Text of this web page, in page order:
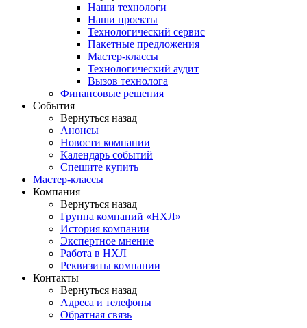
Наши технологи
Наши проекты
Технологический сервис
Пакетные предложения
Мастер-классы
Технологический аудит
Вызов технолога
Финансовые решения
События
Вернуться назад
Анонсы
Новости компании
Календарь событий
Спешите купить
Мастер-классы
Компания
Вернуться назад
Группа компаний «НХЛ»
История компании
Экспертное мнение
Работа в НХЛ
Реквизиты компании
Контакты
Вернуться назад
Адреса и телефоны
Обратная связь